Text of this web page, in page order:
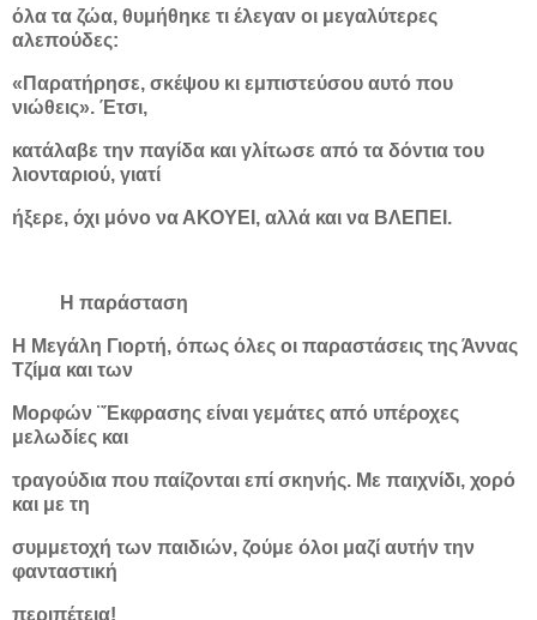
όλα τα ζώα, θυμήθηκε τι έλεγαν οι μεγαλύτερες
αλεπούδες:
«Παρατήρησε, σκέψου κι εμπιστεύσου αυτό που
νιώθεις». Έτσι,
κατάλαβε την παγίδα και γλίτωσε από τα δόντια του
λιονταριού, γιατί
ήξερε, όχι μόνο να ΑΚΟΥΕΙ, αλλά και να ΒΛΕΠΕΙ.
Η παράσταση
Η Μεγάλη Γιορτή, όπως όλες οι παραστάσεις της Άννας
Τζίμα και των
Μορφών ¨Έκφρασης είναι γεμάτες από υπέροχες
μελωδίες και
τραγούδια που παίζονται επί σκηνής. Με παιχνίδι, χορό
και με τη
συμμετοχή των παιδιών, ζούμε όλοι μαζί αυτήν την
φανταστική
περιπέτεια!